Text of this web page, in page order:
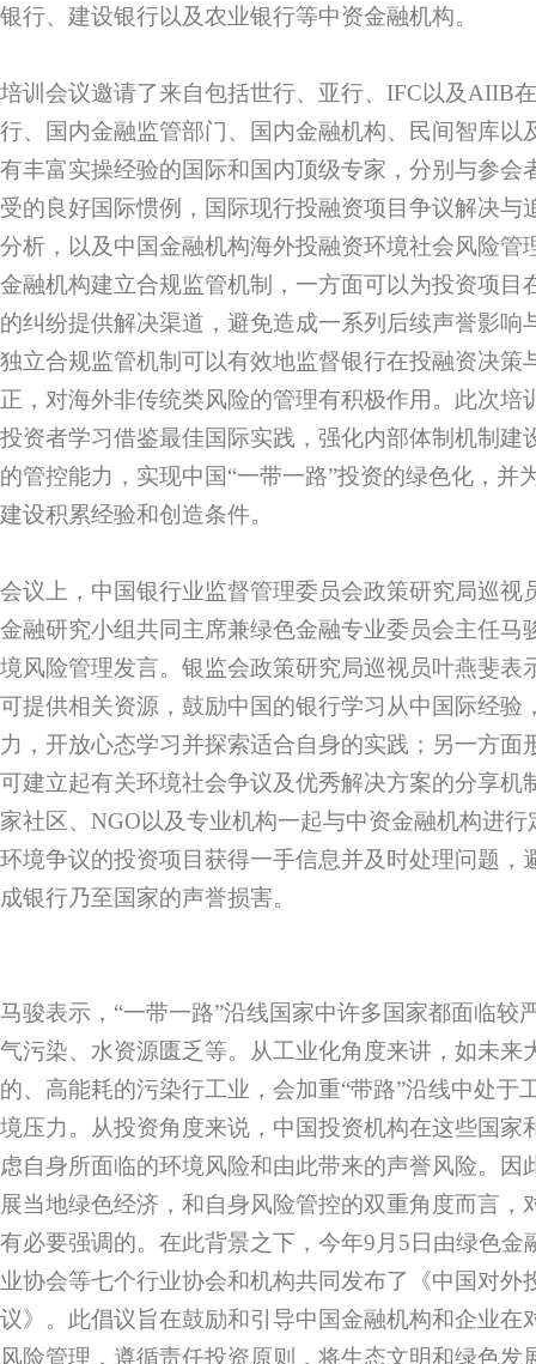
银行、建设银行以及农业银行等中资金融机构。
培训会议邀请了来自包括世行、亚行、IFC以及AIIB
行、国内金融监管部门、国内金融机构、民间智库以
有丰富实操经验的国际和国内顶级专家，分别与参会
受的良好国际惯例，国际现行投融资项目争议解决与
分析，以及中国金融机构海外投融资环境社会风险管
金融机构建立合规监管机制，一方面可以为投资项目
的纠纷提供解决渠道，避免造成一系列后续声誉影响
独立合规监管机制可以有效地监督银行在投融资决策
正，对海外非传统类风险的管理有积极作用。此次培
投资者学习借鉴最佳国际实践，强化内部体制机制建
的管控能力，实现中国“一带一路”投资的绿色化，并
建设积累经验和创造条件。
会议上，中国银行业监督管理委员会政策研究局巡视
金融研究小组共同主席兼绿色金融专业委员会主任马
境风险管理发言。银监会政策研究局巡视员叶燕斐表
可提供相关资源，鼓励中国的银行学习从中国际经验
力，开放心态学习并探索适合自身的实践；另一方面
可建立起有关环境社会争议及优秀解决方案的分享机
家社区、NGO以及专业机构一起与中资金融机构进
环境争议的投资项目获得一手信息并及时处理问题，
成银行乃至国家的声誉损害。
马骏表示，“一带一路”沿线国家中许多国家都面临较
气污染、水资源匮乏等。从工业化角度来讲，如未来
的、高能耗的污染行工业，会加重“带路”沿线中处于
境压力。从投资角度来说，中国投资机构在这些国家
虑自身所面临的环境风险和由此带来的声誉风险。因
展当地绿色经济，和自身风险管控的双重角度而言，
有必要强调的。在此背景之下，今年9月5日由绿色金
业协会等七个行业协会和机构共同发布了《中国对外
议》。此倡议旨在鼓励和引导中国金融机构和企业在
风险管理，遵循责任投资原则，将生态文明和绿色发